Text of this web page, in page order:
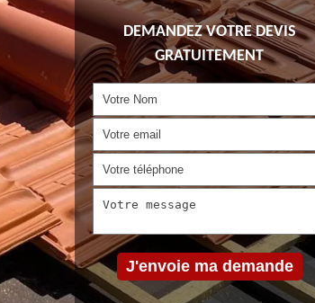
DEMANDEZ VOTRE DEVIS
GRATUITEMENT